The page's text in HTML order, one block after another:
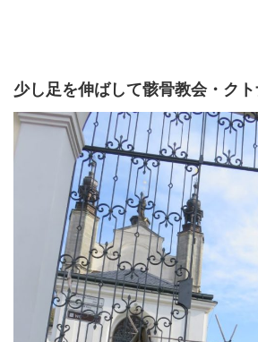
少し足を伸ばして骸骨教会・ク